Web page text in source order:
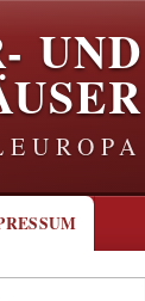
UND